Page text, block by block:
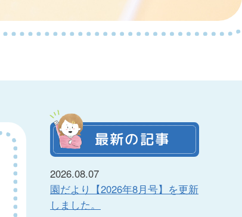
最新の記事
2026.08.07
園だより【2026年8月号】を更新
しました。